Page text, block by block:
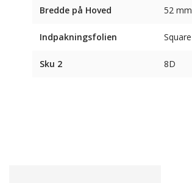
Bredde på Hoved 52 mm
Indpakningsfolien Square
Sku 2 8D